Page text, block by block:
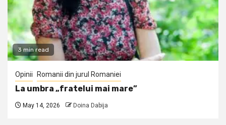
3 min read
Opinii Romanii din jurul Romaniei
La umbra „fratelui mai mare”
May 14, 2026 Doina Dabija